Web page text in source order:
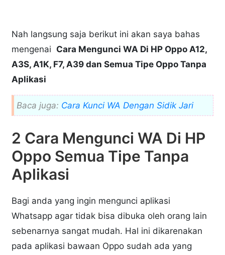
Nah langsung saja berikut ini akan saya bahas
mengenai Cara Mengunci WA Di HP Oppo A12,
A3S, A1K, F7, A39 dan Semua Tipe Oppo Tanpa
Aplikasi
Baca juga: Cara Kunci WA Dengan Sidik Jari
2 Cara Mengunci WA Di HP
Oppo Semua Tipe Tanpa
Aplikasi
Bagi anda yang ingin mengunci aplikasi
Whatsapp agar tidak bisa dibuka oleh orang lain
sebenarnya sangat mudah. Hal ini dikarenakan
pada aplikasi bawaan Oppo sudah ada yang